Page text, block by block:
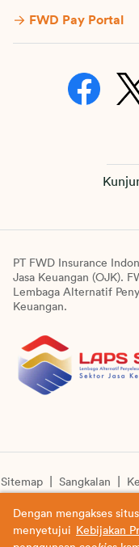
FWD Pay Portal
PT FWD Insurance
Jasa Keuangan (OJK).
Lembaga Alternatif
Keuangan.
Sitemap Sangkalan
© Copyright 2026
Dengan mengakses
menyetujui
Kebijakan